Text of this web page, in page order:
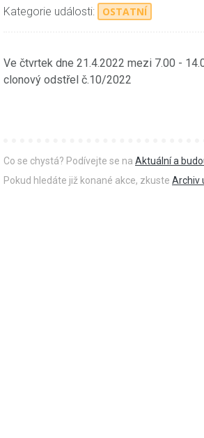
Kategorie události: OSTATNÍ
Ve čtvrtek dne 21.4.2022 mezi 7.00 -
clonový odstřel č.10/2022
Co se chystá? Podívejte se na Aktuální a
Pokud hledáte již konané akce, zkuste Archiv